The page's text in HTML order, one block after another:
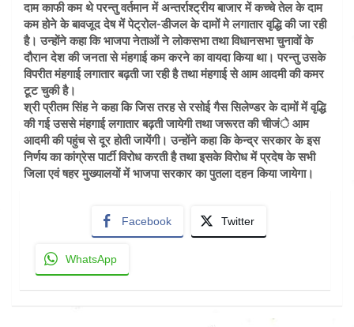
दाम काफी कम थे परन्तु वर्तमान में अन्तर्राश्ट्रीय बाजार में कच्चे तेल के दाम
कम होने के बावजूद देष में पेट्रोल-डीजल के दामों मे लगातार वृद्धि की जा रही
है। उन्होंने कहा कि भाजपा नेताओं ने लोकसभा तथा विधानसभा चुनावों के
दौरान देश की जनता से मंहगाई कम करने का वायदा किया था। परन्तु उसके
विपरीत मंहगाई लगातार बढ़ती जा रही है तथा मंहगाई से आम आदमी की कमर
टूट चुकी है।
श्री प्रीतम सिंह ने कहा कि जिस तरह से रसोई गैस सिलेण्डर के दामों में वृद्धि
की गई उससे मंहगाई लगातार बढ़ती जायेगी तथा जरूरत की चीजंे आम
आदमी की पहुंच से दूर होती जायेंगी। उन्होंने कहा कि केन्द्र सरकार के इस
निर्णय का कांग्रेस पार्टी विरोध करती है तथा इसके विरोध में प्रदेष के सभी
जिला एवं षहर मुख्यालयों में भाजपा सरकार का पुतला दहन किया जायेगा।
Facebook Twitter
WhatsApp